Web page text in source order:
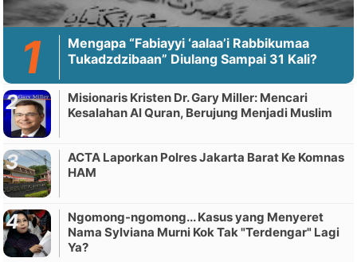
Mengapa “Fabiayyi ‘aalaa’i Rabbikumaa
Tukadzdzibaan” Diulang Sampai 31 Kali?
Misionaris Kristen Dr. Gary Miller: Mencari
Kesalahan Al Quran, Berujung Menjadi Muslim
ACTA Laporkan Polres Jakarta Barat Ke Komnas
HAM
Ngomong-ngomong... Kasus yang Menyeret
Nama Sylviana Murni Kok Tak "Terdengar" Lagi
Ya?